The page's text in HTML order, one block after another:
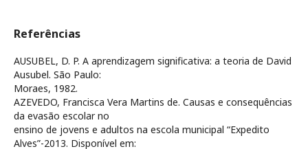
Referências
AUSUBEL, D. P. A aprendizagem significativa: a teoria de David
Ausubel. São Paulo:
Moraes, 1982.
AZEVEDO, Francisca Vera Martins de. Causas e consequências
da evasão escolar no
ensino de jovens e adultos na escola municipal “Expedito
Alves”-2013. Disponível em: